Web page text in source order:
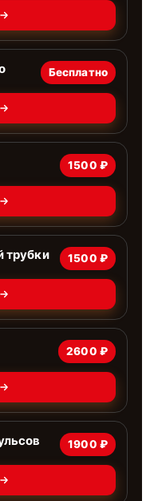
Бесплатно
1500 ₽
трубки 1500 ₽
2600 ₽
1900 ₽